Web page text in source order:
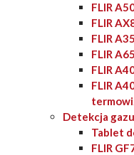
FLIR
FLIR
FLIR A35
FLIR A65
FLIR
FLIR
Detekcja gazu
Tablet
FLIR